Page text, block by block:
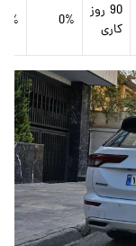
90 روز
کاری
0%